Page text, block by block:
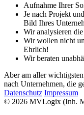
Aufnahme Ihrer
Je nach Projekt
Bild Ihres
Wir analysieren
Wir wollen nicht
Ehrlich!
Wir beraten
Aber am aller
nach Unternehmen, die
Datenschutz Impressum
© 2026 MVLogix (Inh.